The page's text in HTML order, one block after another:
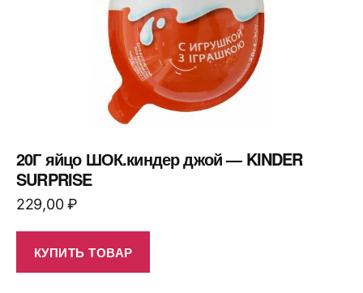
20Г яйцо ШОК.киндер джой — KINDER
SURPRISE
229,00₽
КУПИТЬ ТОВАР